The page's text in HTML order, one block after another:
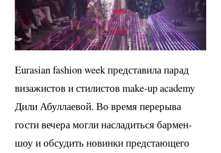
Eurasian fashion week представила парад
визажистов и стилистов make-up academy
Дили Абуллаевой. Во время перерыва
гости вечера могли насладиться бармен-
шоу и обсудить новинки предстающего